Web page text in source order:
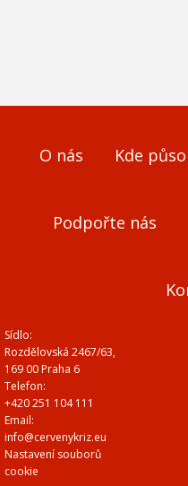
O nás Kde
Podpořte nás
Sídlo:
Rozdělovská 2467/63,
169 00 Praha 6
Telefon:
+420 251 104 111
Email:
info@cervenykriz.eu
Nastavení souborů
cookie